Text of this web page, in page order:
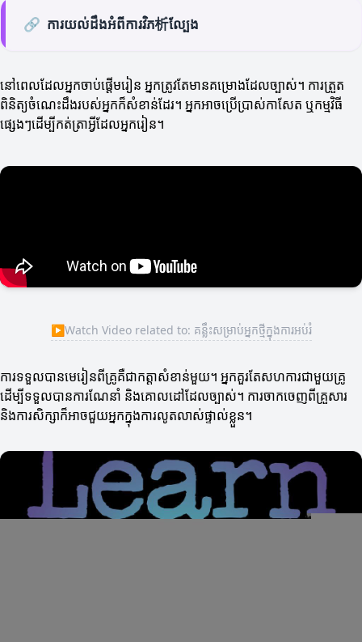
🔗 ការយល់ដឹងអំពីការវិភ析ល្បែង
នៅពេលដែលអ្នកចាប់ផ្តើមរៀន អ្នកត្រូវតែមានគម្រោងដែលច្បាស់។ ការត្រួត
ពិនិត្យចំណេះដឹងរបស់អ្នកក៏សំខាន់ដែរ។ អ្នកអាចប្រើប្រាស់កាសែត ឬកម្មវិធី
ផ្សេងៗដើម្បីកត់ត្រាអ្វីដែលអ្នករៀន។
▶Watch Video related to: គន្លឹះសម្រាប់អ្នកថ្មីក្នុងការអប់រំ
ការទទួលបានមេរៀនពីគ្រូគឺជាកត្តាសំខាន់មួយ។ អ្នកគួរតែសហការជាមួយគ្រូ
ដើម្បីទទួលបានការណែនាំ និងគោលដៅដែលច្បាស់។ ការចាកចេញពីគ្រួសារ
និងការសិក្សាក៏អាចជួយអ្នកក្នុងការលូតលាស់ផ្ទាល់ខ្លួន។